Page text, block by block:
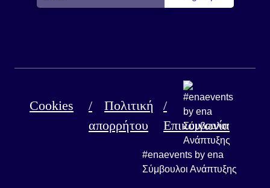
Cookies
Πολιτική
απορρήτου
Επικοινωνία
#enaevents by ena
Σύμβουλοι Ανάπτυξης